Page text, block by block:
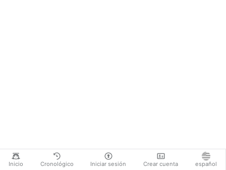
Inicio Cronológico Iniciar sesión Crear cuenta español